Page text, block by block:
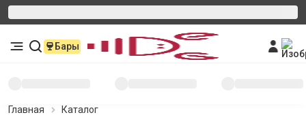
Бары
Главная Каталог